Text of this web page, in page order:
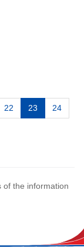
22 23 24
of the information